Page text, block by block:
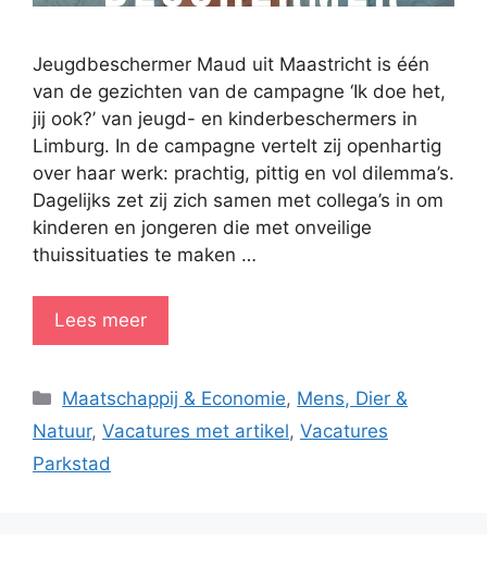
Jeugdbeschermer Maud uit Maastricht is één
van de gezichten van de campagne ‘Ik doe het,
jij ook?’ van jeugd- en kinderbeschermers in
Limburg. In de campagne vertelt zij openhartig
over haar werk: prachtig, pittig en vol dilemma’s.
Dagelijks zet zij zich samen met collega’s in om
kinderen en jongeren die met onveilige
thuissituaties te maken …
Lees meer
Categorieën
Maatschappij & Economie, Mens, Dier &
Natuur, Vacatures met artikel, Vacatures
Parkstad